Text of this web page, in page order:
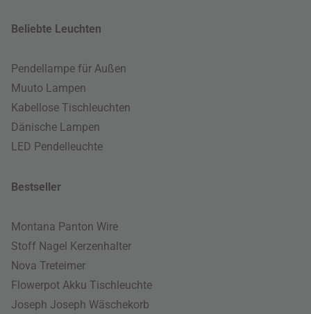
Beliebte Leuchten
Pendellampe für Außen
Muuto Lampen
Kabellose Tischleuchten
Dänische Lampen
LED Pendelleuchte
Bestseller
Montana Panton Wire
Stoff Nagel Kerzenhalter
Nova Treteimer
Flowerpot Akku Tischleuchte
Joseph Joseph Wäschekorb